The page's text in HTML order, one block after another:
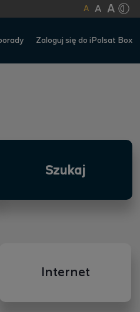
A A A
Zaloguj się do iPolsat Box
Szukaj
Internet